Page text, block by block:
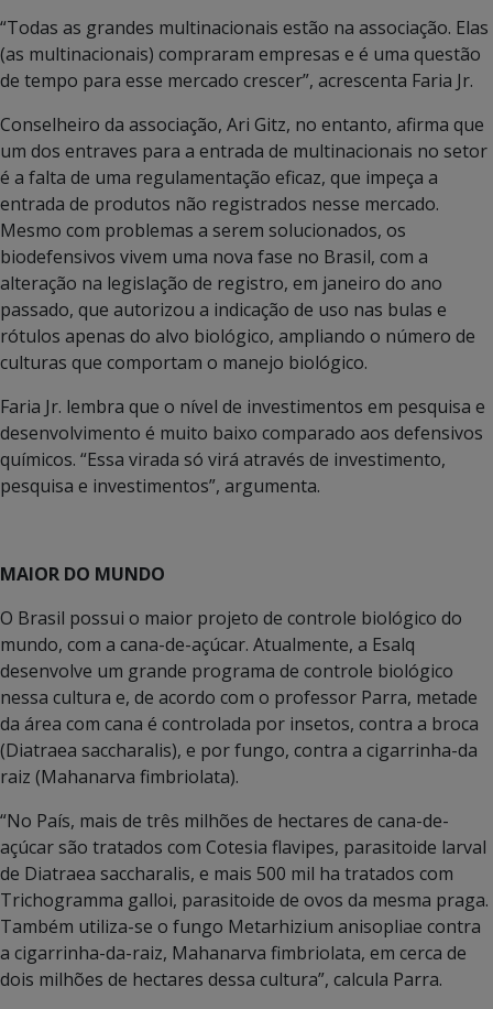
“Todas as grandes multinacionais estão na associação. Elas
(as multinacionais) compraram empresas e é uma questão
de tempo para esse mercado crescer”, acrescenta Faria Jr.
Conselheiro da associação, Ari Gitz, no entanto, afirma que
um dos entraves para a entrada de multinacionais no setor
é a falta de uma regulamentação eficaz, que impeça a
entrada de produtos não registrados nesse mercado.
Mesmo com problemas a serem solucionados, os
biodefensivos vivem uma nova fase no Brasil, com a
alteração na legislação de registro, em janeiro do ano
passado, que autorizou a indicação de uso nas bulas e
rótulos apenas do alvo biológico, ampliando o número de
culturas que comportam o manejo biológico.
Faria Jr. lembra que o nível de investimentos em pesquisa e
desenvolvimento é muito baixo comparado aos defensivos
químicos. “Essa virada só virá através de investimento,
pesquisa e investimentos”, argumenta.
MAIOR DO MUNDO
O Brasil possui o maior projeto de controle biológico do
mundo, com a cana-de-açúcar. Atualmente, a Esalq
desenvolve um grande programa de controle biológico
nessa cultura e, de acordo com o professor Parra, metade
da área com cana é controlada por insetos, contra a broca
(Diatraea saccharalis), e por fungo, contra a cigarrinha-da
raiz (Mahanarva fimbriolata).
“No País, mais de três milhões de hectares de cana-de-
açúcar são tratados com Cotesia flavipes, parasitoide larval
de Diatraea saccharalis, e mais 500 mil ha tratados com
Trichogramma galloi, parasitoide de ovos da mesma praga.
Também utiliza-se o fungo Metarhizium anisopliae contra
a cigarrinha-da-raiz, Mahanarva fimbriolata, em cerca de
dois milhões de hectares dessa cultura”, calcula Parra.